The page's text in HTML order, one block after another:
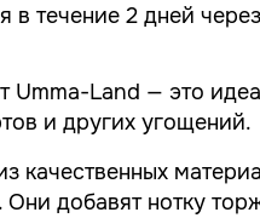
в течение 2 дней
Umma-Land — это
и других угощений.
качественных
добавят нотку